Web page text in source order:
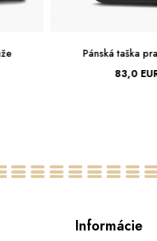
kůže
Pánská
Informácie